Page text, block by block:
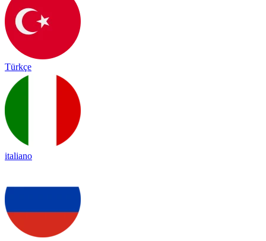
Türkçe
italiano